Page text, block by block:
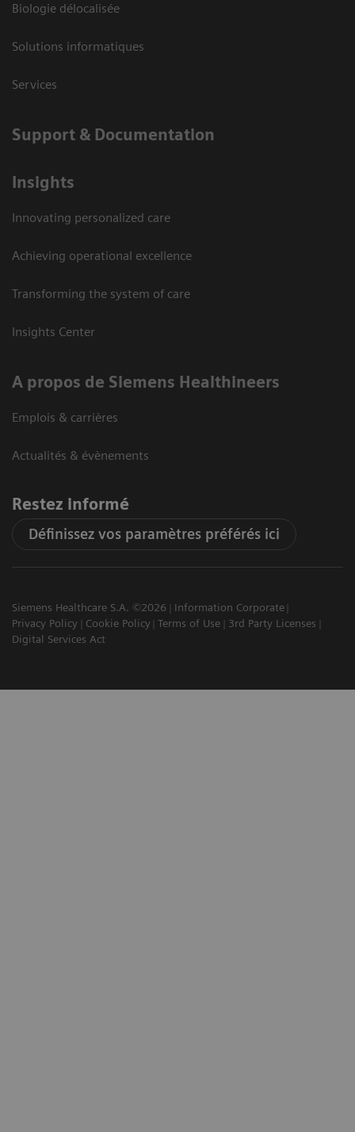
Biologie délocalisée
Solutions informatiques
Services
Support & Documentation
Insights
Innovating personalized care
Achieving operational excellence
Transforming the system of care
Insights Center
A propos de Siemens Healthineers
Emplois & carrières
Actualités & évènements
Restez informé
Définissez vos paramètres préférés ici
Siemens Healthcare S.A. ©2026
Information Corporate
Privacy Policy
Cookie Policy Terms of Use
3rd Party Licenses
Digital Services Act